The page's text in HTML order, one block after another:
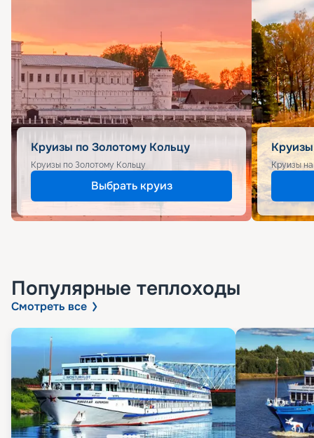
Круизы по Золотому Кольцу
Круизы по Золотому Кольцу
Выбрать круиз
Круизы
Популярные теплоходы
Смотреть все